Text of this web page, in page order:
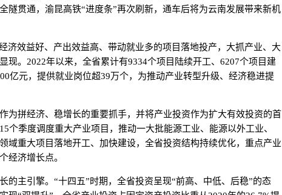
隧贯通，渝昆高铁“进度条”再次刷新，通车后将为云南发展带来新机
效益好、产出效益高、带动就业多的项目落地投产，大抓产业、大
现。2022年以来，全省累计有9334个项目陆续开工、6207个项目建
亿元，提供就业岗位超39万个，为推动产业转型升级、经济稳进提
拼经济、稳增长的重要抓手，并将产业投资作为扩大有效投资的首
个季度调度重大产业项目，推动一大批能源工业、能源以外工业、
域重大项目落地开工、加快建设，全省投资结构持续优化，重点产业
经济增长点。
主引擎。“十四五”时期，全省投资呈现“前高、中低、后稳”的态